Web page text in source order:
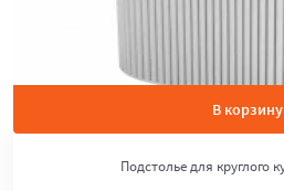
В корзину
Подстолье для круглого